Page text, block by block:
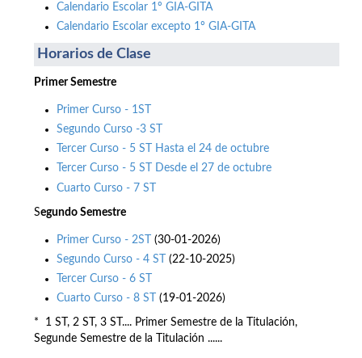
Calendario Escolar 1º GIA-GITA
Calendario Escolar excepto 1º GIA-GITA
Horarios de Clase
Primer Semestre
Primer Curso - 1ST
Segundo Curso -3 ST
Tercer Curso - 5 ST Hasta el 24 de octubre
Tercer Curso - 5 ST Desde el 27 de octubre
Cuarto Curso - 7 ST
Segundo Semestre
Primer Curso - 2ST
(30-01-2026)
Segundo Curso - 4 ST
(22-10-2025)
Tercer Curso - 6 ST
Cuarto Curso - 8 ST
(19-01-2026)
* 1 ST, 2 ST, 3 ST.... Primer Semestre de la Titulación,
Segunde Semestre de la Titulación ......